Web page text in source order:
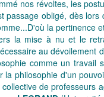
nos révoltes, les
passage obligé, dès
la
la mise à nu et le
au
comme un
philosophie d'un
de professeurs